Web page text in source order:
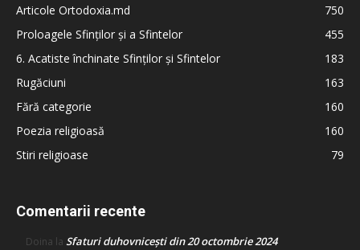
Articole Ortodoxia.md
750
Proloagele Sfinților și a Sfintelor
455
6. Acatiste închinate Sfinților și Sfintelor
183
Rugăciuni
163
Fără categorie
160
Poezia religioasă
160
Stiri religioase
79
Comentarii recente
Doina la Sfaturi duhovnicești din 20 octombrie 2024